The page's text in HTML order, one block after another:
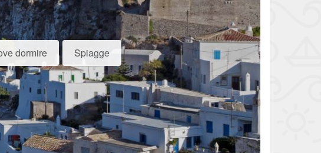
dormire Spiagge